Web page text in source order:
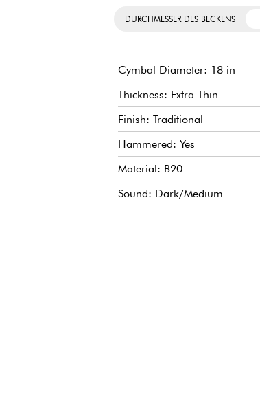
DURCHMESSER DES BECKENS
Cymbal Diameter: 18 in
Thickness: Extra Thin
Finish: Traditional
Hammered: Yes
Material: B20
Sound: Dark/Medium